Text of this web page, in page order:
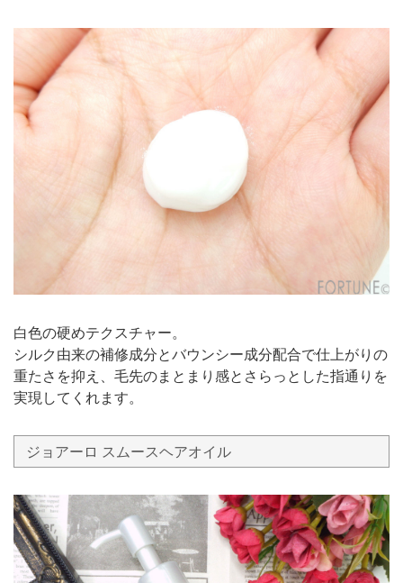
白色の硬めテクスチャー。
シルク由来の補修成分とバウンシー成分配合で仕上がりの
重たさを抑え、毛先のまとまり感とさらっとした指通りを
実現してくれます。
ジョアーロ スムースヘアオイル